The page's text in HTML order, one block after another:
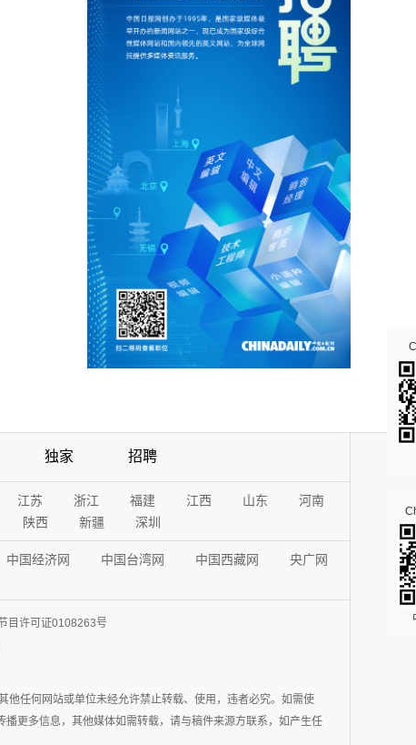
独家 招聘
江苏 浙江 福建 江西 山东
河南
陕西 新疆 深圳
中国经济网 中国台湾网 中国西藏网
央广网
目许可证0108263号
他任何网站或单位未经允许禁止转载、使用，违者必究。如需使
更多信息，其他媒体如需转载，请与稿件来源方联系，如产生任